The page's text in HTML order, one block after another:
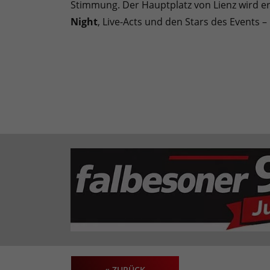
Stimmung. Der Hauptplatz von Lienz wird
Night, Live-Acts und den Stars des Events